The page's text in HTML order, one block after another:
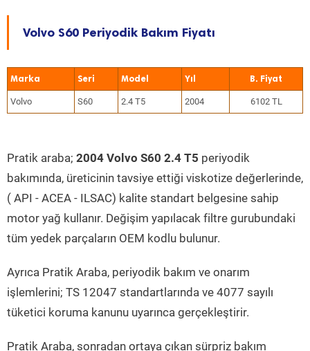
Volvo S60 Periyodik Bakım Fiyatı
Marka Seri Model Yıl
Volvo S60 2.4 T5 2004 6102 TL
Pratik araba; 2004 Volvo S60 2.4 T5 periyodik
bakımında, üreticinin tavsiye ettiği viskotize değerlerinde,
( API - ACEA - ILSAC) kalite standart belgesine sahip
motor yağ kullanır. Değişim yapılacak filtre gurubundaki
tüm yedek parçaların OEM kodlu bulunur.
Ayrıca Pratik Araba, periyodik bakım ve onarım
işlemlerini; TS 12047 standartlarında ve 4077 sayılı
tüketici koruma kanunu uyarınca gerçekleştirir.
Pratik Araba, sonradan ortaya çıkan sürpriz bakım